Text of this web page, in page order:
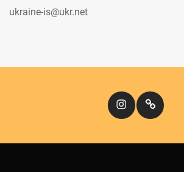
ukraine-is@ukr.net
Instagram